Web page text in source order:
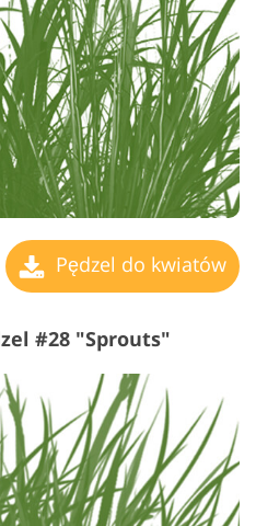
Pędzel do kwiatów
#28 "Sprouts"